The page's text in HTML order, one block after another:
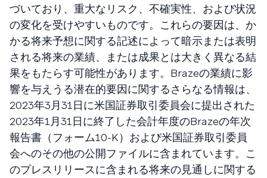
づいており、重大なリスク、不確実性、および状況
の変化を受けやすいものです。これらの要因は、か
かる将来予想に関する記述によって暗示または表明
される将来の業績、または成果とは大きく異なる結
果をもたらす可能性があります。Brazeの業績に影
響を与えうる潜在的要因に関するさらなる情報は、
2023年3月31日に米国証券取引委員会に提出された
2023年1月31日に終了した会計年度のBrazeの年次
報告書（フォーム10-K）および米国証券取引委員
会へのその他の公開ファイルに含まれています。こ
のプレスリリースに含まれる将来の見通しに関する